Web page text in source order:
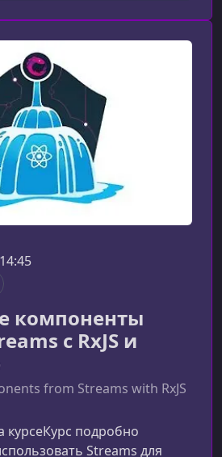
капотом. Такой подход
реактивную модель, а
и написание
Принципы работы
компоненты
с RxJS и
from Streams with RxJS
курсеКурс подробно
Streams для